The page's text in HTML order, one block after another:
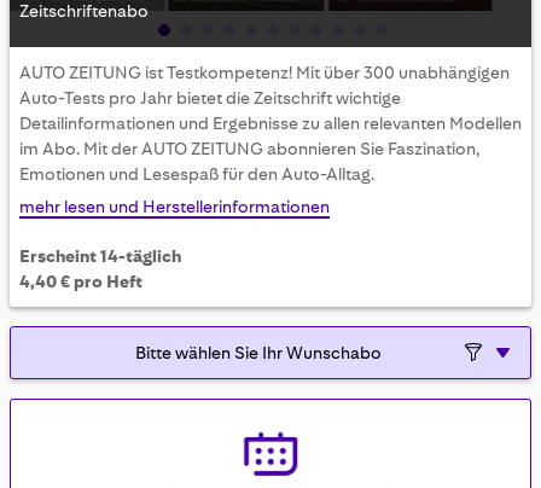
to
the
beginning
of
the
images
Zeitschriftenabo
AUTO ZEITUNG ist Testkompetenz! Mit über 300 unabhängigen
Auto-Tests pro Jahr bietet die Zeitschrift wichtige
Detailinformationen und Ergebnisse zu allen relevanten Modellen
im Abo. Mit der AUTO ZEITUNG abonnieren Sie Faszination,
Emotionen und Lesespaß für den Auto-Alltag.
mehr lesen und Herstellerinformationen
Erscheint 14-täglich
4,40 € pro Heft